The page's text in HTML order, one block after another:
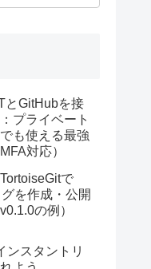
とGitHubを接
プライベート
も使える最強
対応）
で
を作成・公開
の例）
ンスタントリ